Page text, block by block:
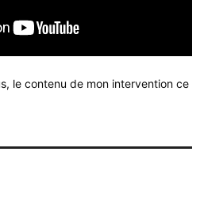
le contenu de mon intervention ce